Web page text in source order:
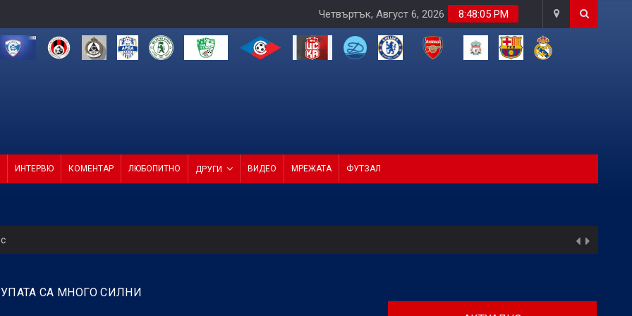
8:48:06 PM
Четвъртък, Август 6, 2026
ИНТЕРВЮ КОМЕНТАР ЛЮБОПИТНО ДРУГИ ВИДЕО МРЕЖАТА ФУТЗАЛ
смачка Макаби с 3:0! (ВИДЕО)
СА МНОГО СИЛНИ